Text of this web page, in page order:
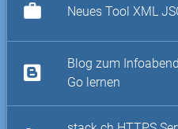
work Neues Tool XML
Blog zum
Go lernen